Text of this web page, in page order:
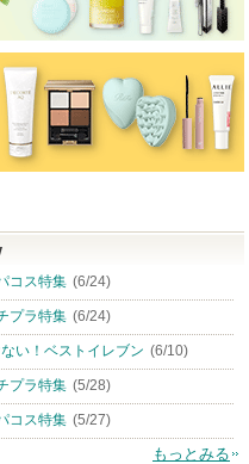
コス特集 (6/24)
プラ特集 (6/24)
い！ベストイレブン (6/10)
プラ特集 (5/28)
コス特集 (5/27)
もっとみる